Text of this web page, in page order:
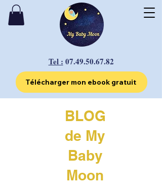
Tel : 07.49.50.67.82
Télécharger mon ebook gratuit
BLOG
de My
Baby
Moon